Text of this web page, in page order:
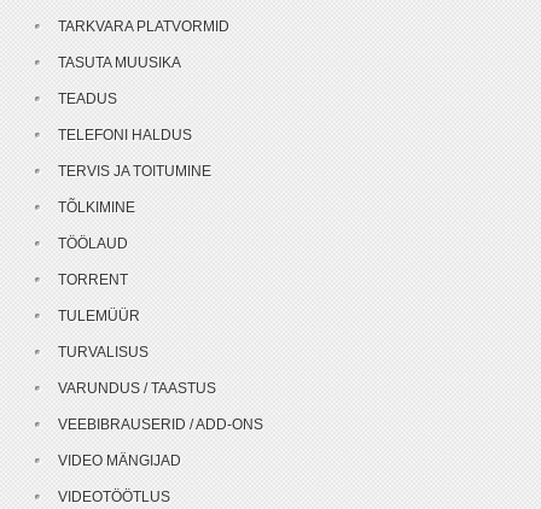
TARKVARA PLATVORMID
TASUTA MUUSIKA
TEADUS
TELEFONI HALDUS
TERVIS JA TOITUMINE
TÕLKIMINE
TÖÖLAUD
TORRENT
TULEMÜÜR
TURVALISUS
VARUNDUS / TAASTUS
VEEBIBRAUSERID / ADD-ONS
VIDEO MÄNGIJAD
VIDEOTÖÖTLUS